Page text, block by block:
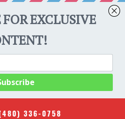
336-0758